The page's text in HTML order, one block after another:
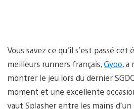
Vous savez ce qu’il s’est passé cet
meilleurs runners français,Gyoo, a
montrer le jeu lors du dernier
moment et une excellente
vaut Splasher entre les mains